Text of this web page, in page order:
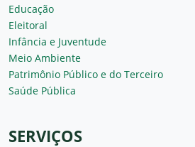
Educação
Eleitoral
Infância e Juventude
Meio Ambiente
Patrimônio Público e do Terceiro
Saúde Pública
SERVIÇOS